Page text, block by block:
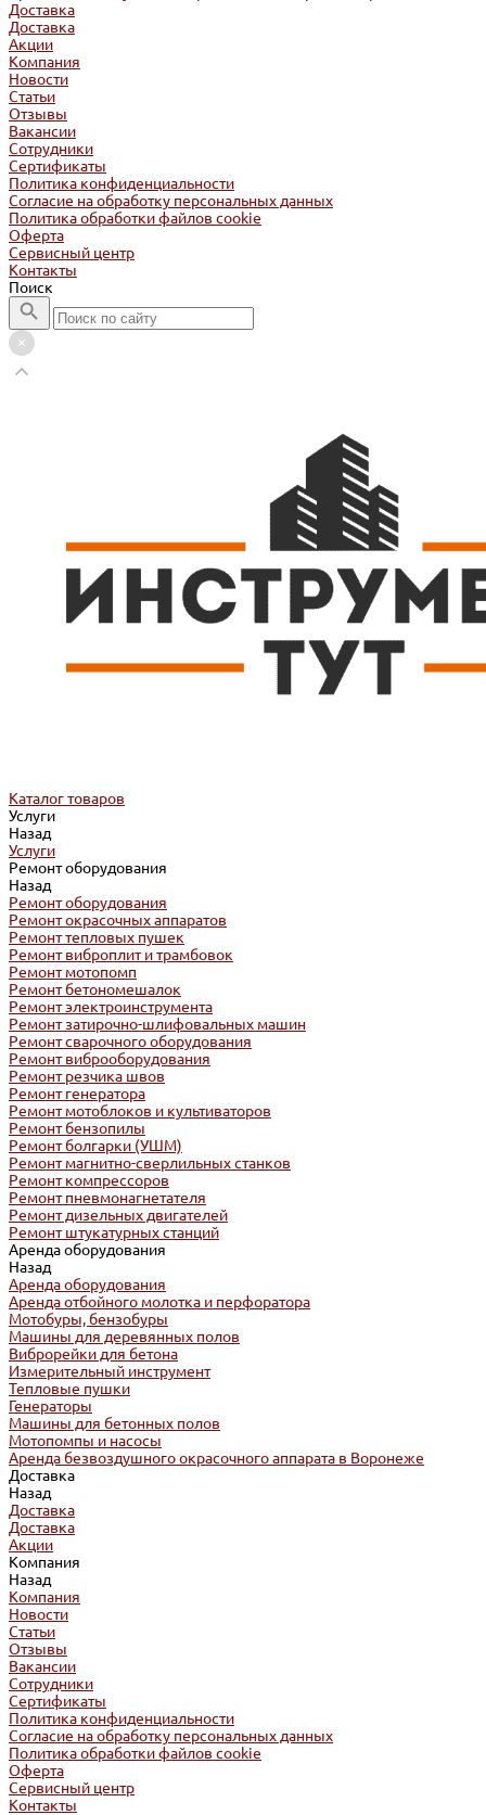
Доставка
Доставка
Акции
Компания
Новости
Статьи
Отзывы
Вакансии
Сотрудники
Сертификаты
Политика конфиденциальности
Согласие на обработку персональных данных
Политика обработки файлов cookie
Оферта
Сервисный центр
Контакты
Поиск
Каталог товаров
Услуги
Назад
Услуги
Ремонт оборудования
Назад
Ремонт оборудования
Ремонт окрасочных аппаратов
Ремонт тепловых пушек
Ремонт виброплит и трамбовок
Ремонт мотопомп
Ремонт бетономешалок
Ремонт электроинструмента
Ремонт затирочно-шлифовальных машин
Ремонт сварочного оборудования
Ремонт виброоборудования
Ремонт резчика швов
Ремонт генератора
Ремонт мотоблоков и культиваторов
Ремонт бензопилы
Ремонт болгарки (УШМ)
Ремонт магнитно-сверлильных станков
Ремонт компрессоров
Ремонт пневмонагнетателя
Ремонт дизельных двигателей
Ремонт штукатурных станций
Аренда оборудования
Назад
Аренда оборудования
Аренда отбойного молотка и перфоратора
Мотобуры, бензобуры
Машины для деревянных полов
Виброрейки для бетона
Измерительный инструмент
Тепловые пушки
Генераторы
Машины для бетонных полов
Мотопомпы и насосы
Аренда безвоздушного окрасочного аппарата в Воронеже
Доставка
Назад
Доставка
Доставка
Акции
Компания
Назад
Компания
Новости
Статьи
Отзывы
Вакансии
Сотрудники
Сертификаты
Политика конфиденциальности
Согласие на обработку персональных данных
Политика обработки файлов cookie
Оферта
Сервисный центр
Контакты